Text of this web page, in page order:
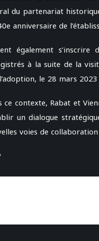
du partenariat
anniversaire de
également
à la suite de la
le 28 mars
ce contexte, Rabat et
un dialogue
voies de